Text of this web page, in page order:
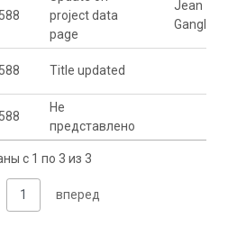
588
project data
page
Jean
Ganglo
588 Title updated
588
Не
представлено
с 1 по 3 из 3
1 вперед